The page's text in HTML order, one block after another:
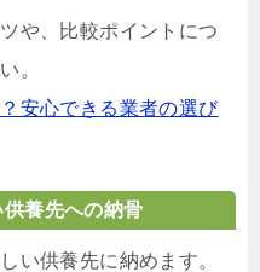
や、比較ポイントにつ
。
安心できる業者の選び
養先への納骨
い供養先に納めます。